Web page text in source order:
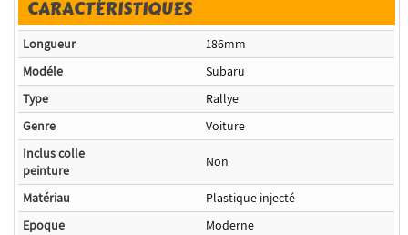
CARACTÉRISTIQUES
Longueur
186mm
Modéle
Subaru
Type
Rallye
Genre
Voiture
Inclus colle
peinture
Non
Matériau
Plastique injecté
Epoque
Moderne